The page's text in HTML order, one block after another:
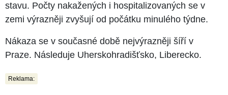
stavu. Počty nakažených i hospitalizovaných se v
zemi výrazněji zvyšují od počátku minulého týdne.
Nákaza se v současné době nejvýrazněji šíří v
Praze. Následuje Uherskohradišťsko, Liberecko.
Reklama: